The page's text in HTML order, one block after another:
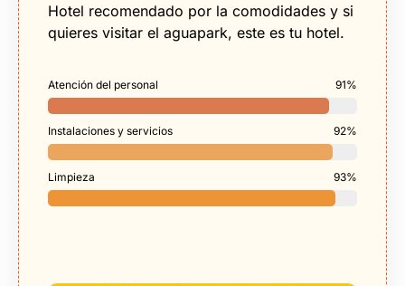
Hotel recomendado por la comodidades y si
quieres visitar el aguapark, este es tu hotel.
Atención del personal 91%
Instalaciones y servicios 92%
Limpieza 93%